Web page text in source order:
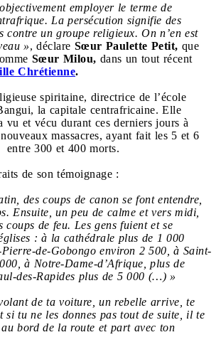
employer le terme de
La persécution signifie des
contre un groupe religieux. On n’en est
», déclare Sœur Paulette Petit, que
Sœur Milou, dans un tout récent
Chrétienne.
spiritaine, directrice de l’école
la capitale centrafricaine. Elle
vu et vécu durant ces derniers jours à
massacres, ayant fait les 5 et 6
entre 300 et 400 morts.
de son témoignage :
des coups de canon se font entendre,
Ensuite, un peu de calme et vers midi,
coups de feu. Les gens fuient et se
: à la cathédrale plus de 1 000
de-Gobongo environ 2 500, à Saint-
à Notre-Dame-d’Afrique, plus de
des-Rapides plus de 5 000 (…) »
de ta voiture, un rebelle arrive, te
si tu ne les donnes pas tout de suite, il te
bord de la route et part avec ton